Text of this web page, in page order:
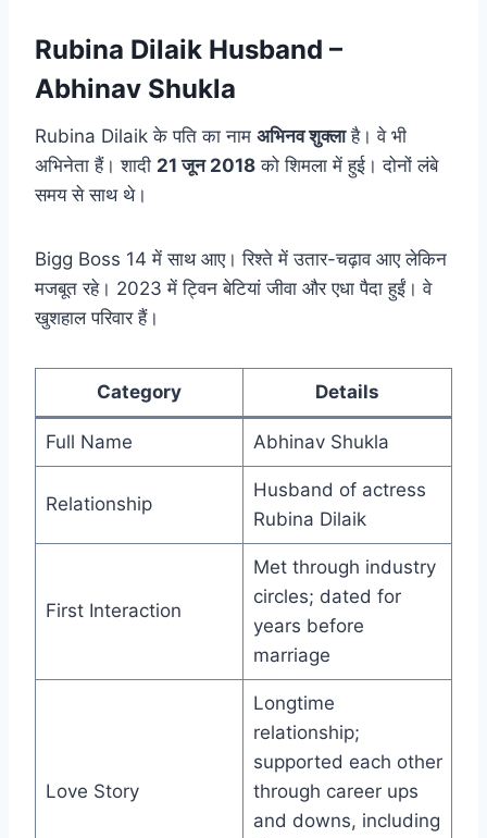
Rubina Dilaik Husband –
Abhinav Shukla
Rubina Dilaik के पति का नाम अभिनव शुक्लाहै। वे भी
अभिनेता हैं। शादी 21 जून 2018 को शिमला में हुई। दोनों लंबे
समय से साथ थे।
Bigg Boss 14 में साथ आए। रिश्ते में उतार-चढ़ाव आए लेकिन
मजबूत रहे। 2023 में ट्विन बेटियां जीवा और एधा पैदा हुईं। वे
खुशहाल परिवार हैं।
Category Details
Full Name Abhinav Shukla
Relationship
Husband of actress
Rubina Dilaik
First Interaction
Met through industry
circles; dated for
years before
marriage
Love Story
Longtime
relationship;
supported each other
through career ups
and downs, including